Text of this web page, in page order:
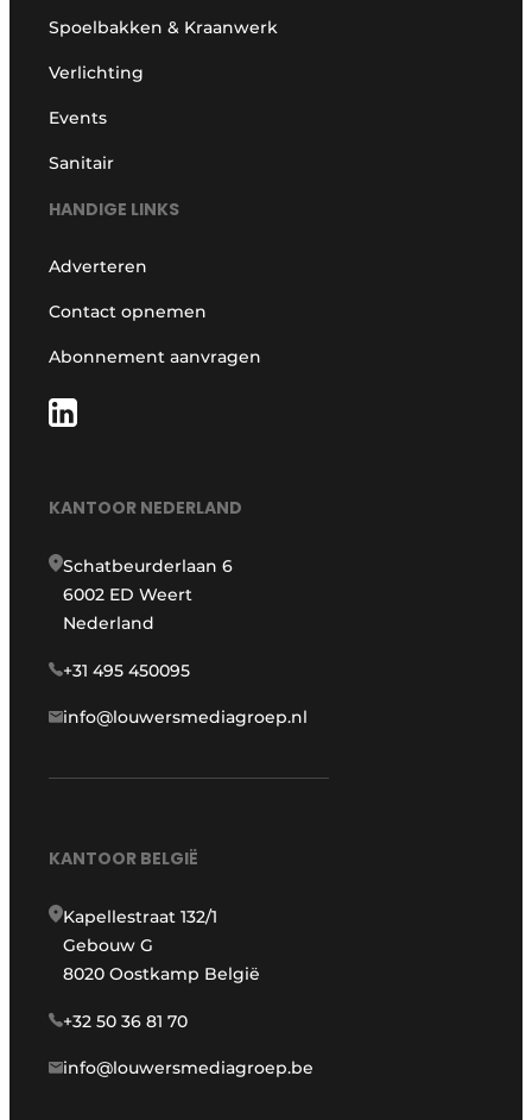
Spoelbakken & Kraanwerk
Verlichting
Events
Sanitair
HANDIGE LINKS
Adverteren
Contact opnemen
Abonnement aanvragen
KANTOOR NEDERLAND
Schatbeurderlaan 6
6002 ED Weert
Nederland
+31 495 450095
info@louwersmediagroep.nl
KANTOOR BELGIË
Kapellestraat 132/1
Gebouw G
8020 Oostkamp België
+32 50 36 81 70
info@louwersmediagroep.be